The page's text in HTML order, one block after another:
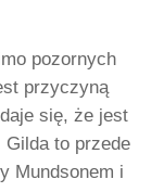
pozornych
przyczyną
się, że jest
Gilda to przede
Mundsonem i